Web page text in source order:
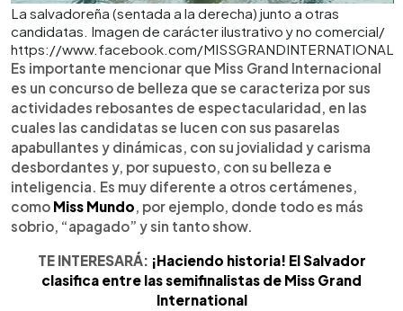
La salvadoreña (sentada a la derecha) junto a otras
candidatas. Imagen de carácter ilustrativo y no comercial/
https://www.facebook.com/MISSGRANDINTERNATIONAL
Es importante mencionar que Miss Grand Internacional
es un concurso de belleza que se caracteriza por sus
actividades rebosantes de espectacularidad, en las
cuales las candidatas se lucen con sus pasarelas
apabullantes y dinámicas, con su jovialidad y carisma
desbordantes y, por supuesto, con su belleza e
inteligencia. Es muy diferente a otros certámenes,
como Miss Mundo , por ejemplo, donde todo es más
sobrio, “apagado” y sin tanto show.
TE INTERESARÁ: ¡Haciendo historia! El Salvador
clasifica entre las semifinalistas de Miss Grand
International